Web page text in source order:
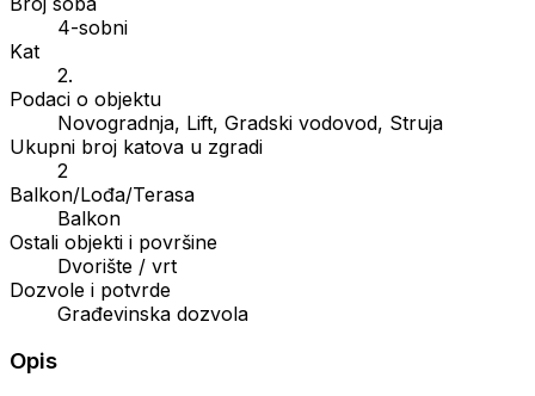
4-sobni
Kat
2.
Podaci o objektu
Novogradnja, Lift, Gradski vodovod, Struja
Ukupni broj katova u zgradi
2
Balkon/Lođa/Terasa
Balkon
Ostali objekti i površine
Dvorište / vrt
Dozvole i potvrde
Građevinska dozvola
Opis